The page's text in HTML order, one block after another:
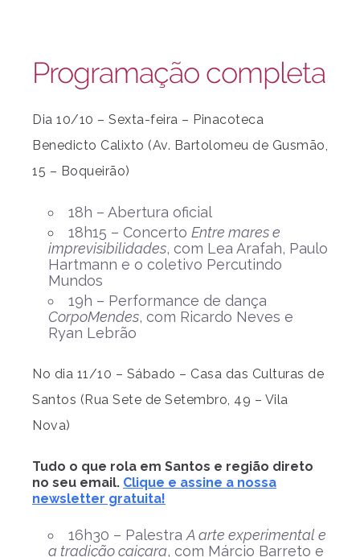
Programação completa
Dia 10/10 – Sexta-feira – Pinacoteca
Benedicto Calixto (Av. Bartolomeu de Gusmão,
15 – Boqueirão)
18h – Abertura oficial
18h15 – Concerto Entre mares e
imprevisibilidades, com Lea Arafah, Paulo
Hartmann e o coletivo Percutindo
Mundos
19h – Performance de dança
CorpoMendes, com Ricardo Neves e
Ryan Lebrão
No dia 11/10 – Sábado – Casa das Culturas de
Santos (Rua Sete de Setembro, 49 – Vila
Nova)
Tudo o que rola em Santos e região direto
no seu email. Clique e assine a nossa
newsletter gratuita!
16h30 – Palestra A arte experimental e
a tradição caiçara, com Márcio Barreto e